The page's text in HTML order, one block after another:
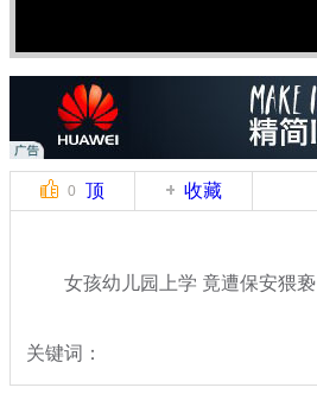
0 顶 收藏
女孩幼儿园上学 竟遭保安猥亵
关键词：